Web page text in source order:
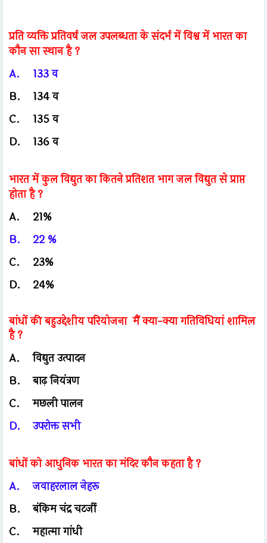
प्रति व्यक्ति प्रतिवर्ष जल उपलब्धता के संदर्भ में विश्व में भारत का
कौन सा स्थान है ?
A.
133 व
B.
134 व
C.
135 व
D.
136 व
भारत में कुल विद्युत का कितने प्रतिशत भाग जल विद्युत से प्राप्त
होता है ?
A.
21%
B.
22 %
C.
23%
D.
24%
बांधों की बहुउद्देशीय परियोजना मैं क्या-क्या गतिविधियां शामिल
है ?
A.
विद्युत उत्पादन
B.
बाढ़ नियंत्रण
C.
मछली पालन
D.
उपरोक्त सभी
बांधों को आधुनिक भारत का मंदिर कौन कहता है ?
A.
जवाहरलाल नेहरू
B.
बंकिम चंद्र चटर्जी
C.
महात्मा गांधी